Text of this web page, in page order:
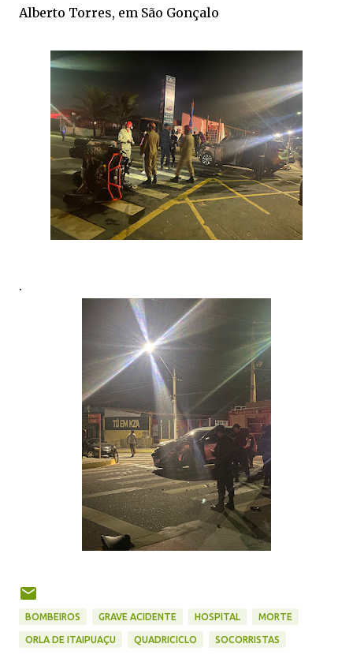
Alberto Torres, em São Gonçalo
.
BOMBEIROS GRAVE ACIDENTE HOSPITAL MORTE
ORLA DE ITAIPUAÇU QUADRICICLO SOCORRISTAS